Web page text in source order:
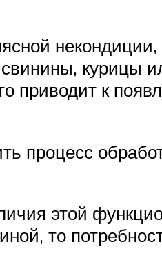
курицы
приводит к
процесс
этой
то